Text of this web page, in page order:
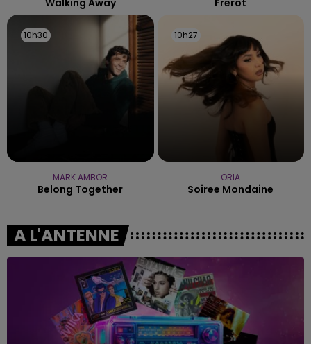
Walking Away Frerot
10h30
10h30
MARK AMBOR
Belong Together
10h27
10h27
ORIA
Soiree Mondaine
A L'ANTENNE